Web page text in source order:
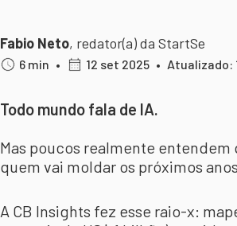
Fabio Neto, redator(a) da StartSe
6 min • 12 set 2025 • Atualizado:
Todo mundo fala de IA.
Mas poucos realmente
quem vai moldar os próximos
A CB Insights fez esse raio-x: